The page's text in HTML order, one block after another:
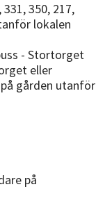
350, 217,
lokalen
- Stortorget
eller
gården utanför
på